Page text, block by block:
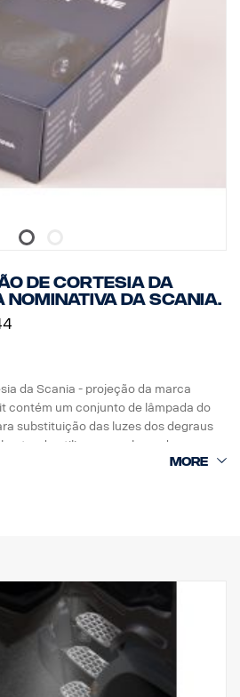
de cortesia da
nominativa da Scania.
da Scania - projeção da marca
contém um conjunto de lâmpada do
substituição das luzes dos degraus
utilizar uma chave de
direta à cablagem original.